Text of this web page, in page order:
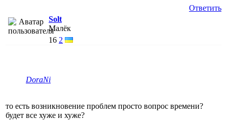
Ответить
Solt
Малёк
16 2
DoraNi
то есть возникновение проблем просто вопрос времени?
будет все хуже и хуже?